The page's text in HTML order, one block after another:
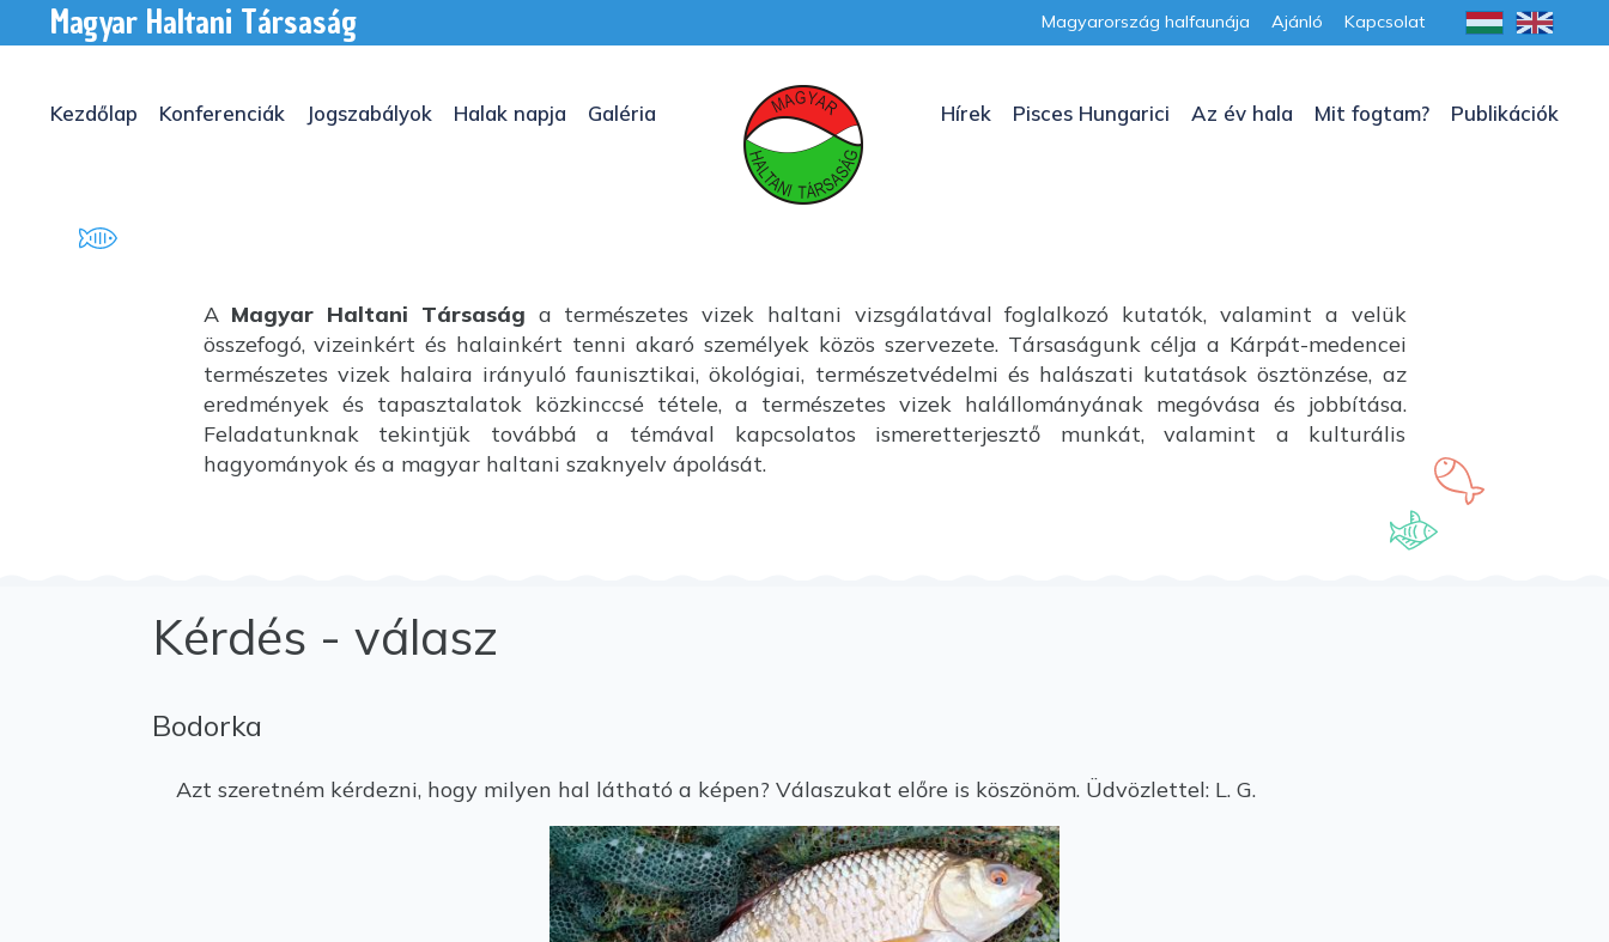
Magyar Haltani Társaság Magyarország halfaunája Ajánló Kapcsolat
Kezdőlap Konferenciák Jogszabályok Halak napja Galéria Hírek Pisces Hungarici Az év hala Mit fogtam? Publikációk
A Magyar Haltani Társaság a természetes vizek haltani vizsgálatával foglalkozó kutatók, valamint a velük
összefogó, vizeinkért és halainkért tenni akaró személyek közös szervezete. Társaságunk célja a Kárpát-medencei
természetes vizek halaira irányuló faunisztikai, ökológiai, természetvédelmi és halászati kutatások ösztönzése, az
eredmények és tapasztalatok közkinccsé tétele, a természetes vizek halállományának megóvása és jobbítása.
Feladatunknak tekintjük továbbá a témával kapcsolatos ismeretterjesztő munkát, valamint a kulturális
hagyományok és a magyar haltani szaknyelv ápolását.
Kérdés - válasz
Bodorka
Azt szeretném kérdezni, hogy milyen hal látható a képen? Válaszukat előre is köszönöm. Üdvözlettel: L. G.